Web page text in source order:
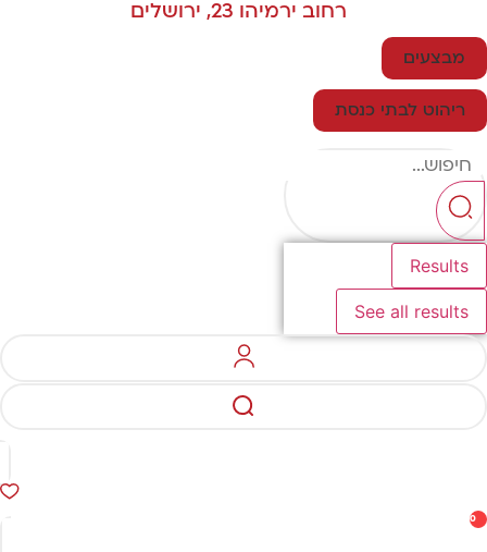
רחוב ירמיהו 23, ירושלים
מבצעים
ריהוט לבתי כנסת
Results
See all results
0